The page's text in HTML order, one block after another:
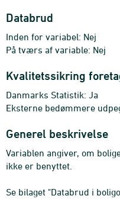
Databrud
Inden for variabel: Nej
På tværs af variable: Nej
Kvalitetssikring
Danmarks Statistik: Ja
Eksterne bedømmere
Generel beskrivelse
Variablen angiver, om
ikke er benyttet.
Se bilaget "Databrud i